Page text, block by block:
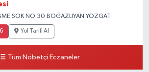
SOK NO:30 BOĞAZLIYAN YOZGAT
Yol Tarifi Al
Tüm Nöbetçi Eczaneler